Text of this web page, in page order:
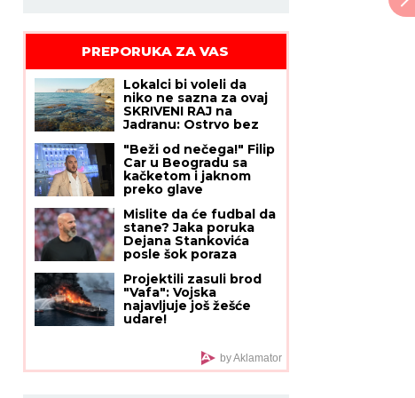
PREPORUKA ZA VAS
Lokalci bi voleli da
niko ne sazna za ovaj
SKRIVENI RAJ na
Jadranu: Ostrvo bez
ležaljke liči na Karibe,
a zapravo nam je u
komšiluku - ko jednom
ode, teško se vraća
"Beži od nečega!" Filip
Car u Beogradu sa
kačketom i jaknom
preko glave
Mislite da će fudbal da
stane? Jaka poruka
Dejana Stankovića
posle šok poraza
Projektili zasuli brod
"Vafa": Vojska
najavljuje još žešće
udare!
by Aklamator